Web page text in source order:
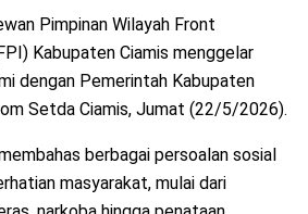
Pimpinan Wilayah Front
Kabupaten Ciamis menggelar
dengan Pemerintah Kabupaten
Setda Ciamis, Jumat (22/5/2026).
berbagai persoalan sosial
masyarakat, mulai dari